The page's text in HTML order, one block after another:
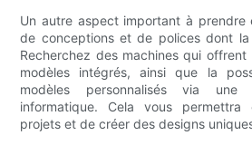
Un autre aspect important à
de conceptions et de polices dont
Recherchez des machines qui
modèles intégrés, ainsi que la
modèles personnalisés via une
informatique. Cela vous permettra
projets et de créer des designs